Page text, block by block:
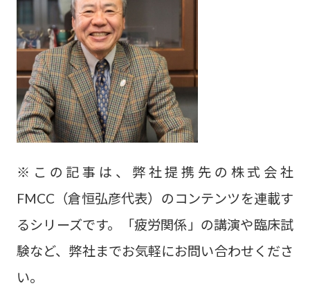
※この記事は、弊社提携先の株式会社
FMCC（倉恒弘彦代表）のコンテンツを連載す
るシリーズです。「疲労関係」の講演や臨床試
験など、弊社までお気軽にお問い合わせくださ
い。